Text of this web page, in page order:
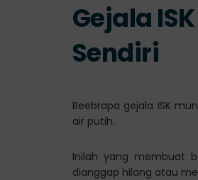
Gejala
Sendiri
Beebrapa gejala ISK
air putih.
Inilah yang membuat
dianggap hilang atau